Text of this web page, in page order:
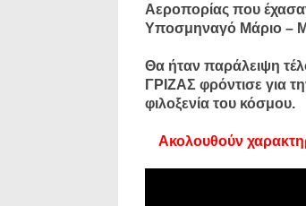
Αεροπορίας που
Υποσμηναγό Μάριο –
Θα ήταν παράλειψη
ΓΡΙΖΑΣ φρόντισε για
φιλοξενία του κόσμου.
Ακολουθούν